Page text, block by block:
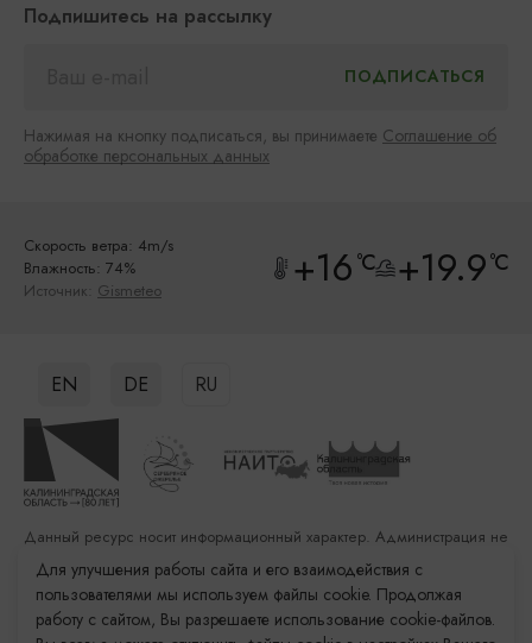
Подпишитесь на рассылку
Нажимая на кнопку подписаться, вы принимаете Соглашение об
обработке персональных данных
Скорость ветра: 4m/s
Влажность: 74%
Источник: Gismeteo +16°C +19.9°C
EN DE RU
Данный ресурс носит информационный характер. Администрация не
несет ответственности за качество услуг, предоставленных
сторонними организациями
Разработка сайта: «Решение»
Для улучшения работы сайта и его взаимодействия с
пользователями мы используем файлы cookie. Продолжая
работу с сайтом, Вы разрешаете использование cookie-файлов.